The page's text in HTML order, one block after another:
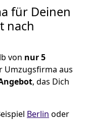
für Deinen
nach
von nur 5
Umzugsfirma aus
, das Dich
Berlin oder